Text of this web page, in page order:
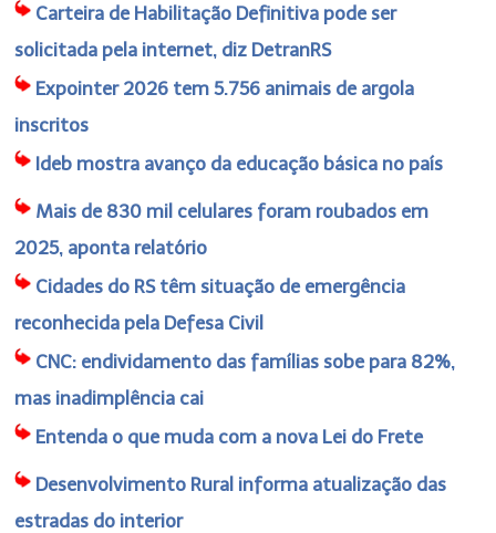
Carteira de Habilitação Definitiva pode ser
solicitada pela internet, diz DetranRS
Expointer 2026 tem 5.756 animais de argola
inscritos
Ideb mostra avanço da educação básica no país
Mais de 830 mil celulares foram roubados em
2025, aponta relatório
Cidades do RS têm situação de emergência
reconhecida pela Defesa Civil
CNC: endividamento das famílias sobe para 82%,
mas inadimplência cai
Entenda o que muda com a nova Lei do Frete
Desenvolvimento Rural informa atualização das
estradas do interior